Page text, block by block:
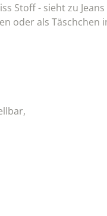
Stoff - sieht zu
oder als